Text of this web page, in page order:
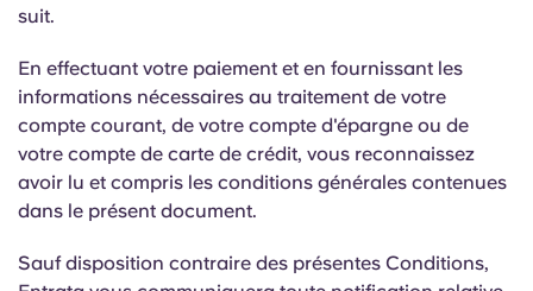
suit.
En effectuant votre paiement et en fournissant les
informations nécessaires au traitement de votre
compte courant, de votre compte d'épargne ou de
votre compte de carte de crédit, vous reconnaissez
avoir lu et compris les conditions générales contenues
dans le présent document.
Sauf disposition contraire des présentes Conditions,